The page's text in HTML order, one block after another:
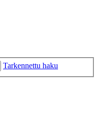
Tarkennettu haku